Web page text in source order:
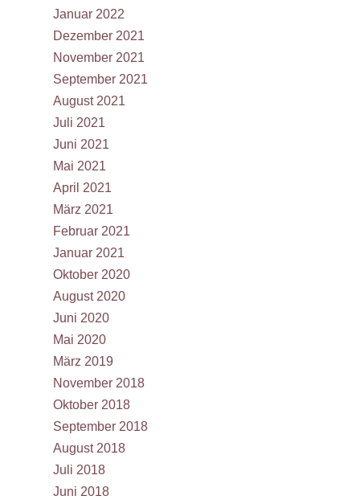
Januar 2022
Dezember 2021
November 2021
September 2021
August 2021
Juli 2021
Juni 2021
Mai 2021
April 2021
März 2021
Februar 2021
Januar 2021
Oktober 2020
August 2020
Juni 2020
Mai 2020
März 2019
November 2018
Oktober 2018
September 2018
August 2018
Juli 2018
Juni 2018